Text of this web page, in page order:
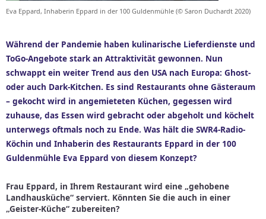
Eva Eppard, Inhaberin Eppard in der 100 Guldenmühle (© Saron Duchardt 2020)
Während der Pandemie haben kulinarische Lieferdienste und
ToGo-Angebote stark an Attraktivität gewonnen. Nun
schwappt ein weiter Trend aus den USA nach Europa: Ghost-
oder auch Dark-Kitchen. Es sind Restaurants ohne Gästeraum
– gekocht wird in angemieteten Küchen, gegessen wird
zuhause, das Essen wird gebracht oder abgeholt und köchelt
unterwegs oftmals noch zu Ende. Was hält die SWR4-Radio-
Köchin und Inhaberin des Restaurants Eppard in der 100
Guldenmühle Eva Eppard von diesem Konzept?
Frau Eppard, in Ihrem Restaurant wird eine „gehobene
Landhausküche“ serviert. Könnten Sie die auch in einer
„Geister-Küche“ zubereiten?